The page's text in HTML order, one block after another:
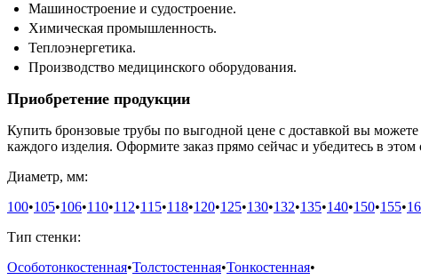
Машиностроение и судостроение.
Химическая промышленность.
Теплоэнергетика.
Производство медицинского оборудования.
Приобретение продукции
Купить бронзовые трубы по выгодной цене с доставкой вы
каждого изделия. Оформите заказ прямо сейчас и убедитесь в этом
Диаметр, мм:
100•105•106•110•112•115•118•120•125•130•132•135•140•150•155•
Тип стенки:
Особотонкостенная•Толстостенная•Тонкостенная•